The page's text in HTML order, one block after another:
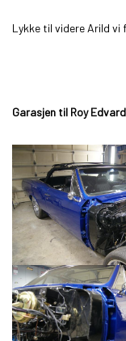
Lykke til videre Arild vi
Garasjen til Roy